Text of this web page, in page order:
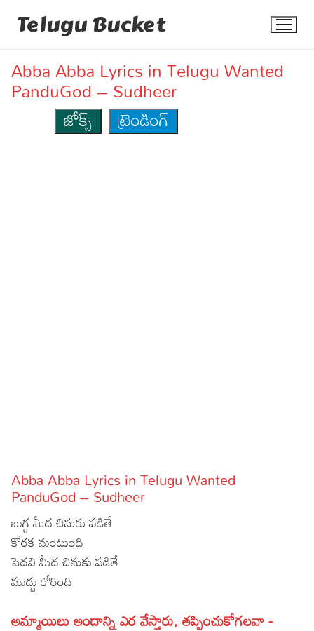
Telugu Bucket
Articles
Facts
Devotional
Christianity
Hinduism
Hindi
Lyrics in Hindi – Devotional Songs
Tamil
Abba Abba Lyrics in Telugu Wanted
PanduGod – Sudheer
జోక్స్
ట్రెండింగ్
Abba Abba Lyrics in Telugu Wanted
PanduGod – Sudheer
బుగ్గ మీద చినుకు పడితే
కోరక మంటుంది
పెదవి మీద చినుకు పడితే
ముద్దు కోరింది
అమ్మాయిలు అందాన్ని ఎర వేస్తారు, తప్పించుకోగలవా -